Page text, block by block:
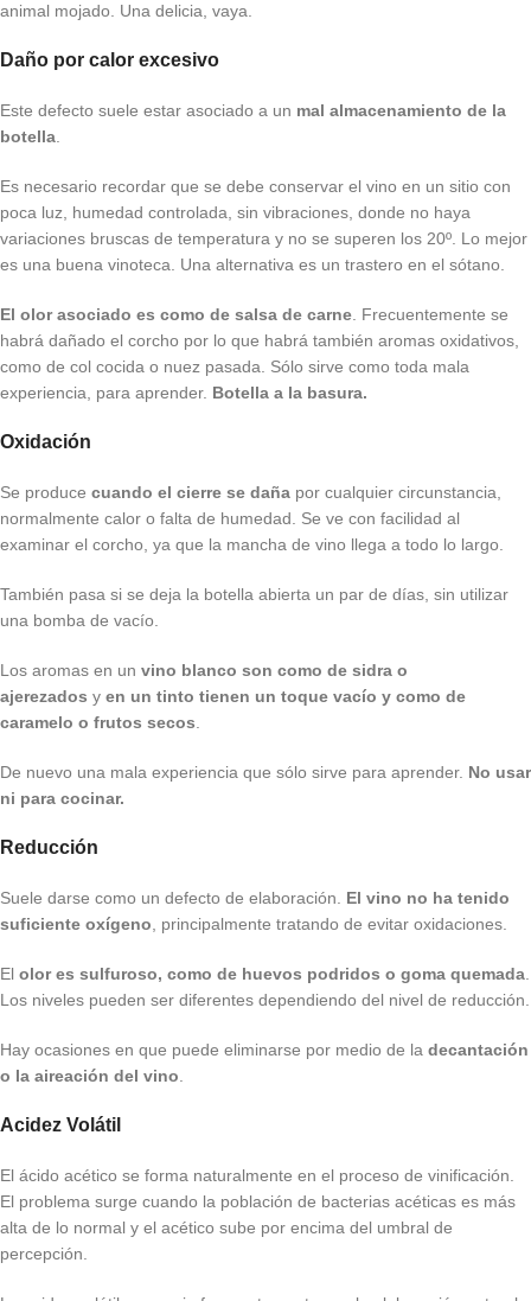
animal mojado. Una delicia, vaya.
Daño por calor excesivo
Este defecto suele estar asociado a un mal almacenamiento de la
botella
Es necesario recordar que se debe conservar el vino en un sitio con
poca luz, humedad controlada, sin vibraciones, donde no haya
variaciones bruscas de temperatura y no se superen los 20º. Lo mejor
es una buena vinoteca. Una alternativa es un trastero en el sótano.
El olor asociado es como de salsa de carne . Frecuentemente se
habrá dañado el corcho por lo que habrá también aromas oxidativos,
como de col cocida o nuez pasada. Sólo sirve como toda mala
experiencia, para aprender. Botella a la basura.
Oxidación
Se produce cuando el cierre se daña por cualquier circunstancia,
normalmente calor o falta de humedad. Se ve con facilidad al
examinar el corcho, ya que la mancha de vino llega a todo lo largo.
También pasa si se deja la botella abierta un par de días, sin utilizar
una bomba de vacío.
Los aromas en un vino blanco son como de sidra o
ajerezados y en un tinto tienen un toque vacío y como de
caramelo o frutos secos
De nuevo una mala experiencia que sólo sirve para aprender. No usar
ni para cocinar.
Reducción
Suele darse como un defecto de elaboración. El vino no ha tenido
suficiente oxígeno , principalmente tratando de evitar oxidaciones.
El olor es sulfuroso, como de huevos podridos o goma quemada
Los niveles pueden ser diferentes dependiendo del nivel de reducción.
Hay ocasiones en que puede eliminarse por medio de la decantación
o la aireación del vino
Acidez Volátil
El ácido acético se forma naturalmente en el proceso de vinificación.
El problema surge cuando la población de bacterias acéticas es más
alta de lo normal y el acético sube por encima del umbral de
percepción.